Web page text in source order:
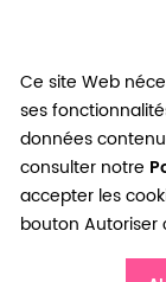
Ce site Web
ses
données
consulter notre
accepter les
bouton Autoriser
Cordon